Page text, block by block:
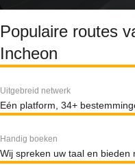
Populaire routes
Incheon
Uitgebreid netwerk
Eén platform, 34+
Handig boeken
Wij spreken uw taal en bieden